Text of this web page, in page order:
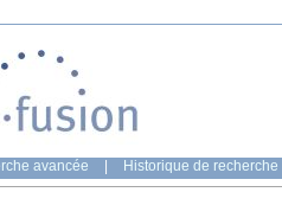
avancée Historique de recherche